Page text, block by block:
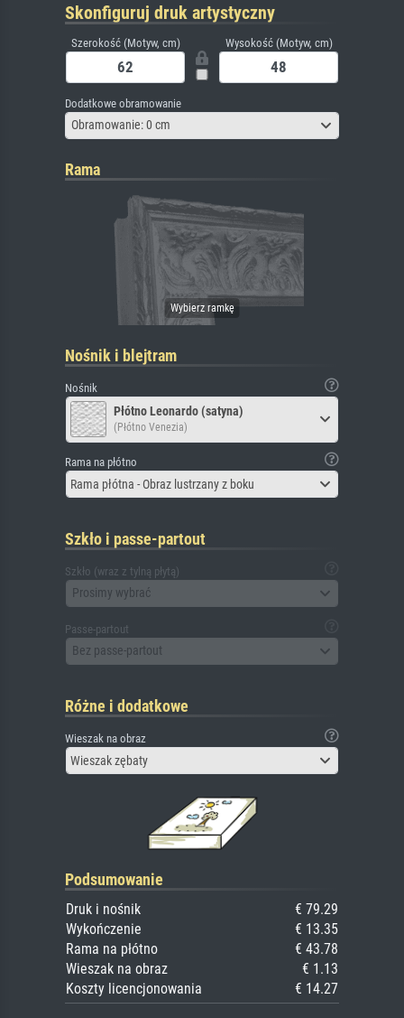
Skonfiguruj druk artystyczny
Szerokość (Motyw, cm) Wysokość (Motyw, cm)
Dodatkowe obramowanie
Obramowanie: 0 cm
Rama
Nośnik i blejtram
Nośnik
Płótno Leonardo (satyna)
(Płótno Venezia)
Rama na płótno
Rama płótna - Obraz lustrzany z boku
Szkło i passe-partout
Szkło (wraz z tylną płytą)
Prosimy wybrać
Passe-partout
Bez passe-partout
Różne i dodatkowe
Wieszak na obraz
Wieszak zębaty
Podsumowanie
Druk i nośnik
€ 79.29
Wykończenie
€ 13.35
Rama na płótno
€ 43.78
Wieszak na obraz
€ 1.13
Koszty licencjonowania
€ 14.27